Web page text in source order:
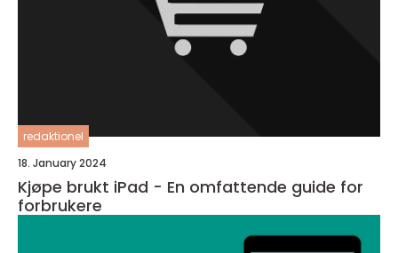
redaktionel
18. January 2024
Kjøpe brukt iPad - En omfattende guide for
forbrukere